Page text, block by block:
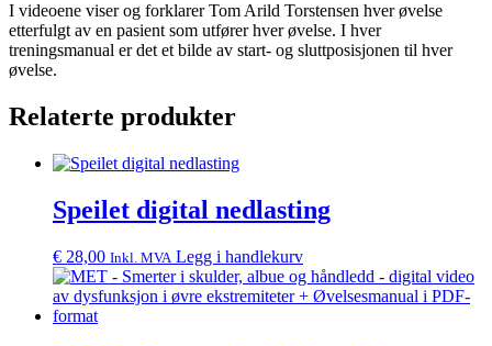
I videoene viser og forklarer Tom Arild Torstensen hver øvelse
etterfulgt av en pasient som utfører hver øvelse. I hver
treningsmanual er det et bilde av start- og sluttposisjonen til hver
øvelse.
Relaterte produkter
Speilet digital nedlasting
€ 28,00 Inkl. MVA Legg i handlekurv